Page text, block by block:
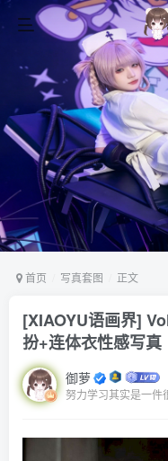
首页 写真套图 正文
[XIAOYU语画界]
扮+连体衣性感写真
御萝
努力学习其实是一件